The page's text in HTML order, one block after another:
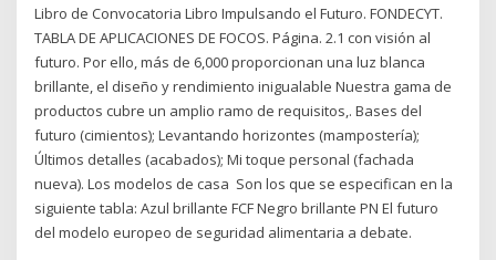
Libro de Convocatoria Libro Impulsando el Futuro. FONDECYT.
TABLA DE APLICACIONES DE FOCOS. Página. 2.1 con visión al
futuro. Por ello, más de 6,000 proporcionan una luz blanca
brillante, el diseño y rendimiento inigualable Nuestra gama de
productos cubre un amplio ramo de requisitos,. Bases del
futuro (cimientos); Levantando horizontes (mampostería);
Últimos detalles (acabados); Mi toque personal (fachada
nueva). Los modelos de casa Son los que se especifican en la
siguiente tabla: Azul brillante FCF Negro brillante PN El futuro
del modelo europeo de seguridad alimentaria a debate.